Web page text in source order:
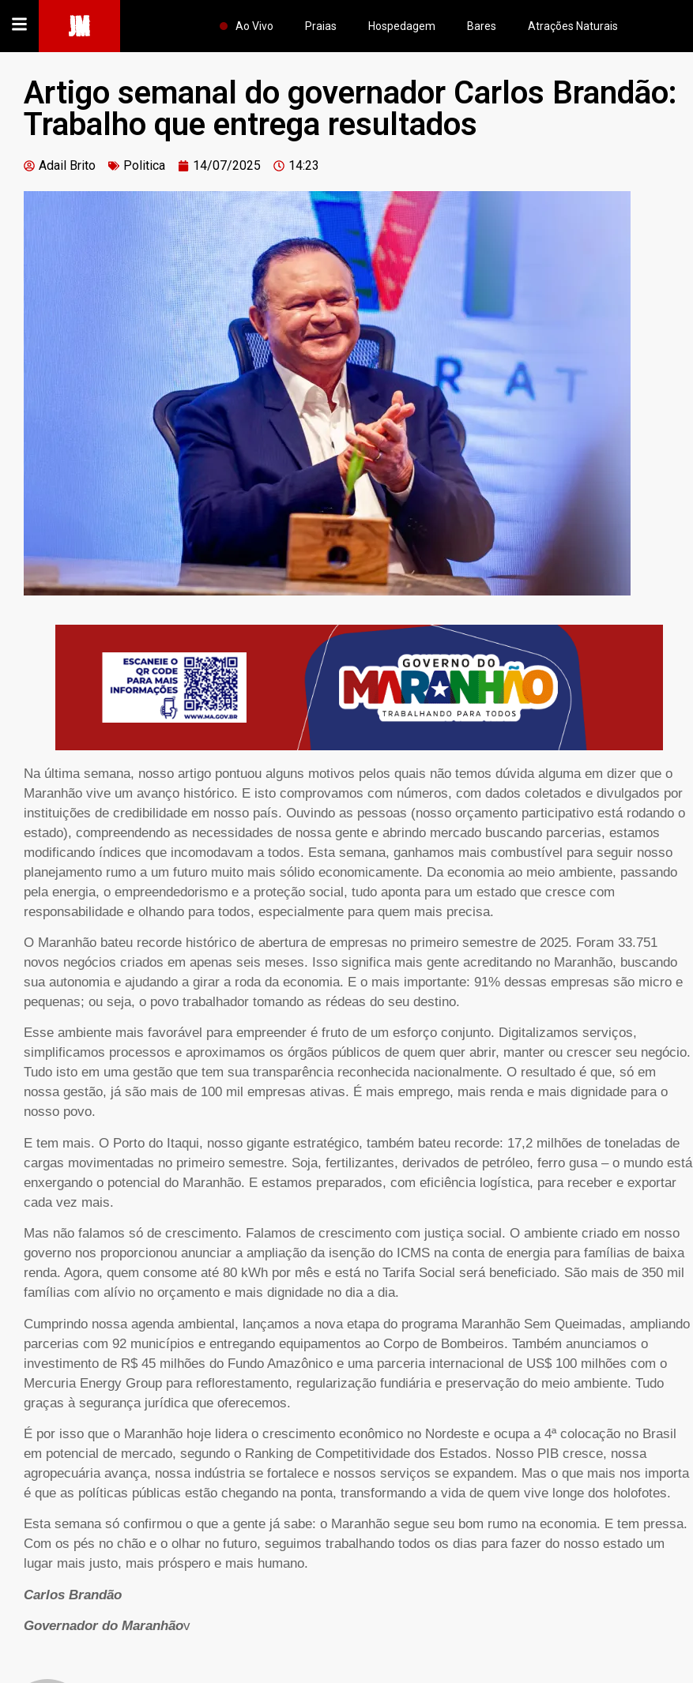
JM Ao Vivo Praias Hospedagem Bares Atrações Naturais
Artigo semanal do governador Carlos Brandão:
Trabalho que entrega resultados
Adail Brito Politica 14/07/2025 14:23
Na última semana, nosso artigo pontuou alguns motivos pelos quais não temos dúvida alguma em dizer que o
Maranhão vive um avanço histórico. E isto comprovamos com números, com dados coletados e divulgados por
instituições de credibilidade em nosso país. Ouvindo as pessoas (nosso orçamento participativo está rodando o
estado), compreendendo as necessidades de nossa gente e abrindo mercado buscando parcerias, estamos
modificando índices que incomodavam a todos. Esta semana, ganhamos mais combustível para seguir nosso
planejamento rumo a um futuro muito mais sólido economicamente. Da economia ao meio ambiente, passando
pela energia, o empreendedorismo e a proteção social, tudo aponta para um estado que cresce com
responsabilidade e olhando para todos, especialmente para quem mais precisa.
O Maranhão bateu recorde histórico de abertura de empresas no primeiro semestre de 2025. Foram 33.751
novos negócios criados em apenas seis meses. Isso significa mais gente acreditando no Maranhão, buscando
sua autonomia e ajudando a girar a roda da economia. E o mais importante: 91% dessas empresas são micro e
pequenas; ou seja, o povo trabalhador tomando as rédeas do seu destino.
Esse ambiente mais favorável para empreender é fruto de um esforço conjunto. Digitalizamos serviços,
simplificamos processos e aproximamos os órgãos públicos de quem quer abrir, manter ou crescer seu negócio.
Tudo isto em uma gestão que tem sua transparência reconhecida nacionalmente. O resultado é que, só em
nossa gestão, já são mais de 100 mil empresas ativas. É mais emprego, mais renda e mais dignidade para o
nosso povo.
E tem mais. O Porto do Itaqui, nosso gigante estratégico, também bateu recorde: 17,2 milhões de toneladas de
cargas movimentadas no primeiro semestre. Soja, fertilizantes, derivados de petróleo, ferro gusa – o mundo está
enxergando o potencial do Maranhão. E estamos preparados, com eficiência logística, para receber e exportar
cada vez mais.
Mas não falamos só de crescimento. Falamos de crescimento com justiça social. O ambiente criado em nosso
governo nos proporcionou anunciar a ampliação da isenção do ICMS na conta de energia para famílias de baixa
renda. Agora, quem consome até 80 kWh por mês e está no Tarifa Social será beneficiado. São mais de 350 mil
famílias com alívio no orçamento e mais dignidade no dia a dia.
Cumprindo nossa agenda ambiental, lançamos a nova etapa do programa Maranhão Sem Queimadas, ampliando
parcerias com 92 municípios e entregando equipamentos ao Corpo de Bombeiros. Também anunciamos o
investimento de R$ 45 milhões do Fundo Amazônico e uma parceria internacional de US$ 100 milhões com o
Mercuria Energy Group para reflorestamento, regularização fundiária e preservação do meio ambiente. Tudo
graças à segurança jurídica que oferecemos.
É por isso que o Maranhão hoje lidera o crescimento econômico no Nordeste e ocupa a 4ª colocação no Brasil
em potencial de mercado, segundo o Ranking de Competitividade dos Estados. Nosso PIB cresce, nossa
agropecuária avança, nossa indústria se fortalece e nossos serviços se expandem. Mas o que mais nos importa
é que as políticas públicas estão chegando na ponta, transformando a vida de quem vive longe dos holofotes.
Esta semana só confirmou o que a gente já sabe: o Maranhão segue seu bom rumo na economia. E tem pressa.
Com os pés no chão e o olhar no futuro, seguimos trabalhando todos os dias para fazer do nosso estado um
lugar mais justo, mais próspero e mais humano.
Carlos Brandão
Governador do Maranhãov